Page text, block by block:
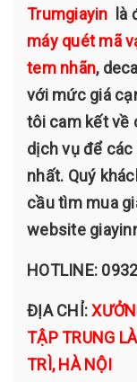
Trumgiayin là
máy quét mã
tem nhãn,
với mức giá
tôi cam kết về
dịch vụ để
nhất. Quý
cầu tìm mua
website
HOTLINE:
ĐỊA CHỈ:
TẬP TRUNG
TRÌ, HÀ NỘI